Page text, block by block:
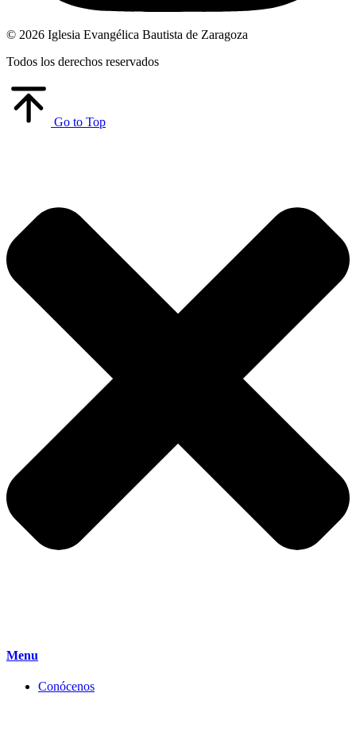
© 2026 Iglesia Evangélica Bautista de Zaragoza
Todos los derechos reservados
Go to Top
Menu
Conócenos